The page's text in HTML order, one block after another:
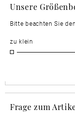
Unsere
Bitte beachten Sie
zu klein
Frage zum